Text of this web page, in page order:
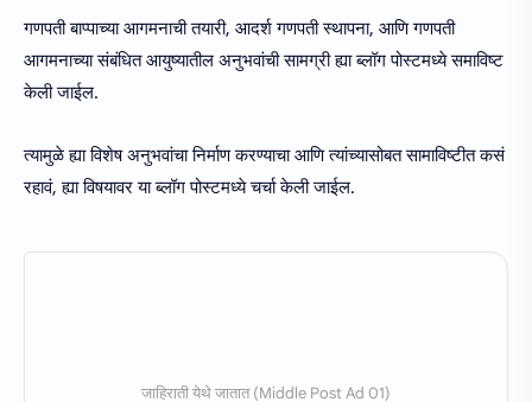
गणपती बाप्पाच्या आगमनाची तयारी, आदर्श गणपती स्थापना, आणि गणपती
आगमनाच्या संबंधित आयुष्यातील अनुभवांची सामग्री ह्या ब्लॉग पोस्टमध्ये समाविष्ट
केली जाईल.
त्यामुळे ह्या विशेष अनुभवांचा निर्माण करण्याचा आणि त्यांच्यासोबत सामाविष्टीत कसं
रहावं, ह्या विषयावर या ब्लॉग पोस्टमध्ये चर्चा केली जाईल.